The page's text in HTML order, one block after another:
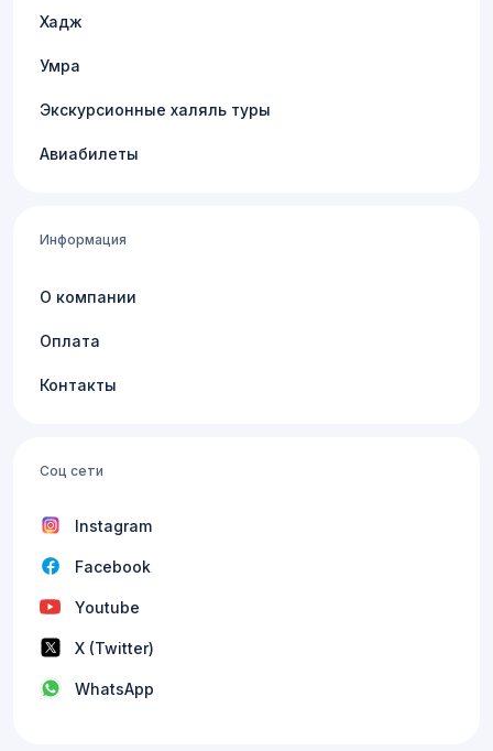
Хадж
Умра
Экскурсионные халяль туры
Авиабилеты
Информация
О компании
Оплата
Контакты
Соц сети
Instagram
Facebook
Youtube
X (Twitter)
WhatsApp